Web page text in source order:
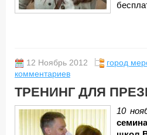
12 Ноябрь 2012 город
комментариев
ТРЕНИНГ ДЛЯ
10